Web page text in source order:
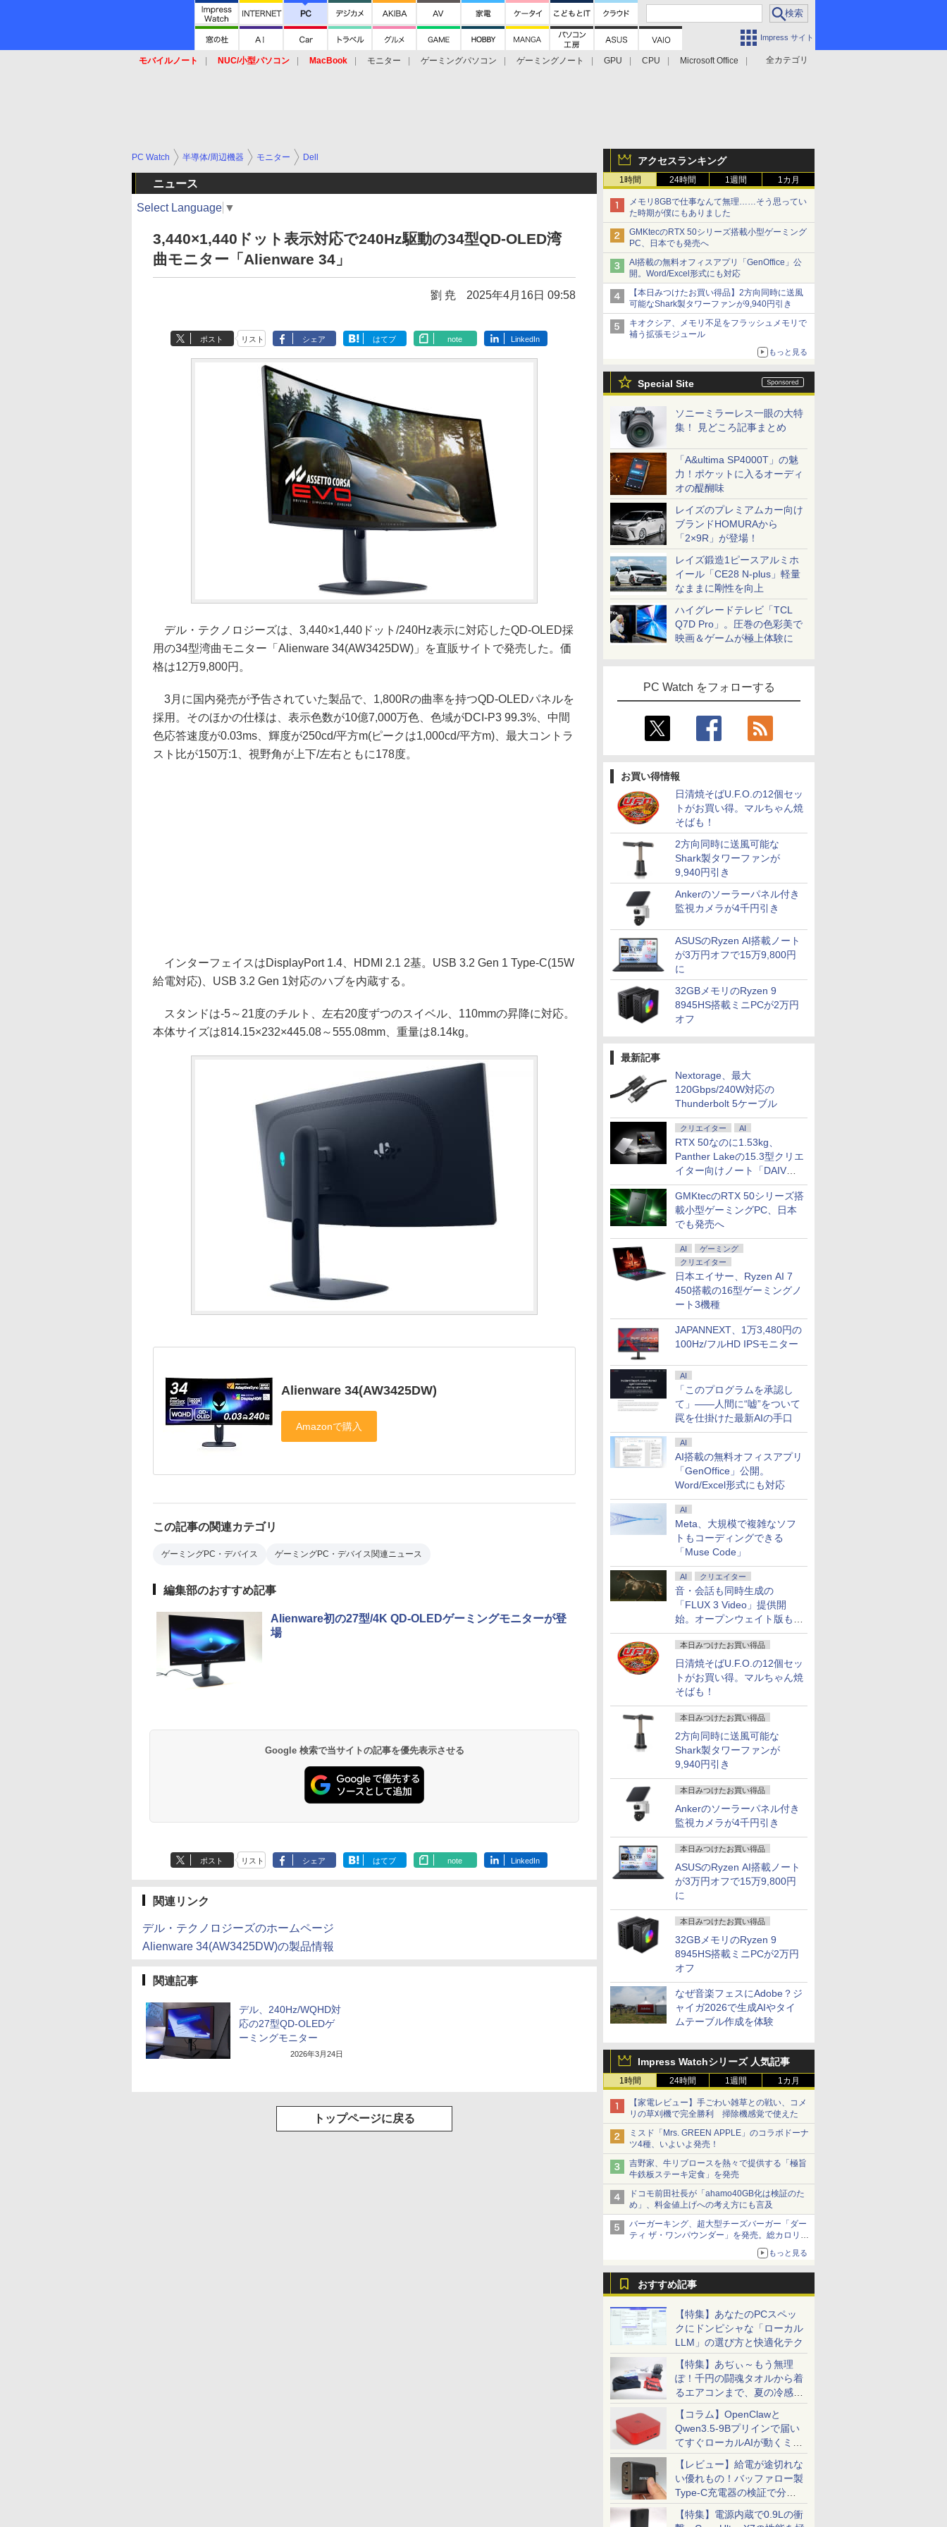
Impress サイト
全カテゴリ
モバイルノート NUC/小型パソコン MacBook モニター ゲーミングパソコン ゲーミングノート GPU CPU
Microsoft Office
アクセスランキング
1時間 24時間 1週間 1カ月
メモリ8GBで仕事なんて無理……そう思ってい
た時期が僕にもありました
GMKtecのRTX 50シリーズ搭載小型ゲーミング
PC、日本でも発売へ
AI搭載の無料オフィスアプリ「GenOffice」公
開。Word/Excel形式にも対応
【本日みつけたお買い得品】2方向同時に送風
可能なShark製タワーファンが9,940円引き
キオクシア、メモリ不足をフラッシュメモリで
補う拡張モジュール
もっと見る
Special Site
ソニーミラーレス一眼の大特
集！ 見どころ記事まとめ
「A&ultima SP4000T」の魅
力！ポケットに入るオーディ
オの醍醐味
レイズのプレミアムカー向け
ブランドHOMURAから
「2×9R」が登場！
レイズ鍛造1ピースアルミホ
イール「CE28 N-plus」軽量
なままに剛性を向上
ハイグレードテレビ「TCL
Q7D Pro」。圧巻の色彩美で
映画＆ゲームが極上体験に
PC Watch をフォローする
お買い得情報
日清焼そばU.F.O.の12個セッ
トがお買い得。マルちゃん焼
そばも！
2方向同時に送風可能な
Shark製タワーファンが
9,940円引き
Ankerのソーラーパネル付き
監視カメラが4千円引き
ASUSのRyzen AI搭載ノート
が3万円オフで15万9,800円
に
32GBメモリのRyzen 9
8945HS搭載ミニPCが2万円
オフ
最新記事
Nextorage、最大
120Gbps/240W対応の
Thunderbolt 5ケーブル
クリエイター AI
RTX 50なのに1.53kg、
Panther Lakeの15.3型クリエ
イター向けノート「DAIV
Z5」
GMKtecのRTX 50シリーズ搭
載小型ゲーミングPC、日本
でも発売へ
AI
ゲーミング
クリエイター
日本エイサー、Ryzen AI 7
450搭載の16型ゲーミングノ
ート3機種
JAPANNEXT、1万3,480円の
100Hz/フルHD IPSモニター
AI
「このプログラムを承認し
て」――人間に“嘘”をついて
罠を仕掛けた最新AIの手口
AI
AI搭載の無料オフィスアプリ
「GenOffice」公開。
Word/Excel形式にも対応
AI
Meta、大規模で複雑なソフ
トもコーディングできる
「Muse Code」
AI クリエイター
音・会話も同時生成の
「FLUX 3 Video」提供開
始。オープンウェイト版も計
画
本日みつけたお買い得品
日清焼そばU.F.O.の12個セッ
トがお買い得。マルちゃん焼
そばも！
本日みつけたお買い得品
2方向同時に送風可能な
Shark製タワーファンが
9,940円引き
本日みつけたお買い得品
Ankerのソーラーパネル付き
監視カメラが4千円引き
本日みつけたお買い得品
ASUSのRyzen AI搭載ノート
が3万円オフで15万9,800円
に
本日みつけたお買い得品
32GBメモリのRyzen 9
8945HS搭載ミニPCが2万円
オフ
なぜ音楽フェスにAdobe？ジ
ャイガ2026で生成AIやタイ
ムテーブル作成を体験
Impress Watchシリーズ 人気記事
1時間 24時間 1週間 1カ月
【家電レビュー】手ごわい雑草との戦い、コメ
リの草刈機で完全勝利 掃除機感覚で使えた
ミスド「Mrs. GREEN APPLE」のコラボドーナ
ツ4種、いよいよ発売！
吉野家、牛リブロースを熱々で提供する「極旨
牛鉄板ステーキ定食」を発売
ドコモ前田社長が「ahamo40GB化は検証のた
め」、料金値上げへの考え方にも言及
バーガーキング、超大型チーズバーガー「ダー
ティ ザ・ワンパウンダー」を発売。総カロリー
もっと見る
おすすめ記事
【特集】あなたのPCスペッ
クにドンピシャな「ローカル
LLM」の選び方と快適化テク
【特集】あぢぃ～もう無理
ぽ！千円の闘魂タオルから着
るエアコンまで、夏の冷感グ
ッズ一挙紹介
【コラム】OpenClawと
Qwen3.5-9Bプリインで届い
てすぐローカルAIが動くミニ
PC「SER9 Pro」
【レビュー】給電が途切れな
い優れもの！バッファロー製
Type-C充電器の検証で分か
ったこと
【特集】電源内蔵で0.9Lの衝
PC Watch 半導体/周辺機器 モニター Dell
ニュース
Select Language ▼
3,440×1,440ドット表示対応で240Hz駆動の34型QD-OLED湾
曲モニター「Alienware 34」
劉 尭 2025年4月16日 09:58
ポスト リスト シェア はてブ note LinkedIn
デル・テクノロジーズは、3,440×1,440ドット/240Hz表示に対応したQD-OLED採
用の34型湾曲モニター「Alienware 34(AW3425DW)」を直販サイトで発売した。価
格は12万9,800円。
3月に国内発売が予告されていた製品で、1,800Rの曲率を持つQD-OLEDパネルを
採用。そのほかの仕様は、表示色数が10億7,000万色、色域がDCI-P3 99.3%、中間
色応答速度が0.03ms、輝度が250cd/平方m(ピークは1,000cd/平方m)、最大コントラ
スト比が150万:1、視野角が上下/左右ともに178度。
インターフェイスはDisplayPort 1.4、HDMI 2.1 2基。USB 3.2 Gen 1 Type-C(15W
給電対応)、USB 3.2 Gen 1対応のハブを内蔵する。
スタンドは-5～21度のチルト、左右20度ずつのスイベル、110mmの昇降に対応。
本体サイズは814.15×232×445.08～555.08mm、重量は8.14kg。
Alienware 34(AW3425DW)
この記事の関連カテゴリ
ゲーミングPC・デバイス ゲーミングPC・デバイス関連ニュース
編集部のおすすめ記事
Alienware初の27型/4K QD-OLEDゲーミングモニターが登
場
Google 検索で当サイトの記事を優先表示させる
ポスト リスト シェア はてブ note LinkedIn
関連リンク
デル・テクノロジーズのホームページ
Alienware 34(AW3425DW)の製品情報
関連記事
デル、240Hz/WQHD対
応の27型QD-OLEDゲ
ーミングモニター
2026年3月24日
トップページに戻る